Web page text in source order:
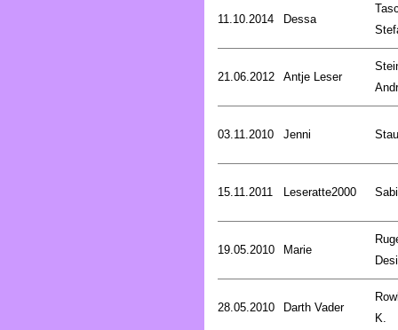
11.10.2014 Dessa
21.06.2012 Antje Leser
03.11.2010 Jenni
15.11.2011 Leseratte2000
19.05.2010 Marie
Desi
28.05.2010 Darth Vader
K.